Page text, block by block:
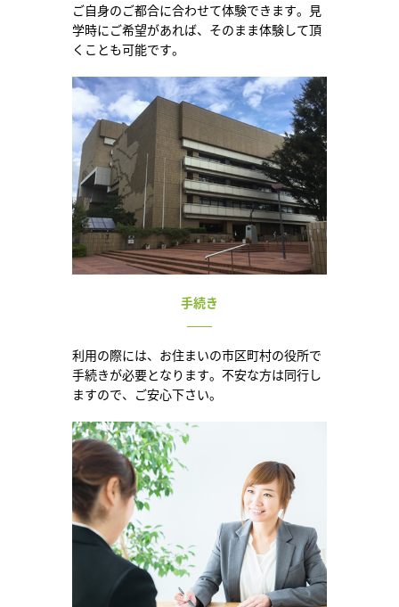
ご自身のご都合に合わせて体験できます。見
学時にご希望があれば、そのまま体験して頂
くことも可能です。
手続き
利用の際には、お住まいの市区町村の役所で
手続きが必要となります。不安な方は同行し
ますので、ご安心下さい。